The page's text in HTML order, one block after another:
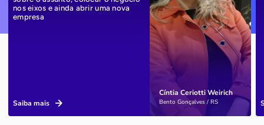
Cíntia Ceriotti Weirich
Bento Gonçalves / RS
nos eixos e ainda abrir uma nova
empresa
Saiba mais